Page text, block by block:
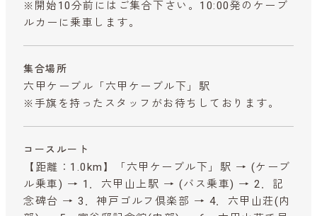
※開始10分前にはご集合下さい。10:00発のケーブ
ルカーに乗車します。
集合場所
六甲ケーブル「六甲ケーブル下」駅
※手旗を持ったスタッフがお待ちしております。
コースルート
【距離：1.0km】「六甲ケーブル下」駅 → (ケーブ
ル乗車) → 1．六甲山上駅 → (バス乗車) → 2．記
念碑台 → 3．神戸ゴルフ倶楽部 → 4．六甲山荘(内